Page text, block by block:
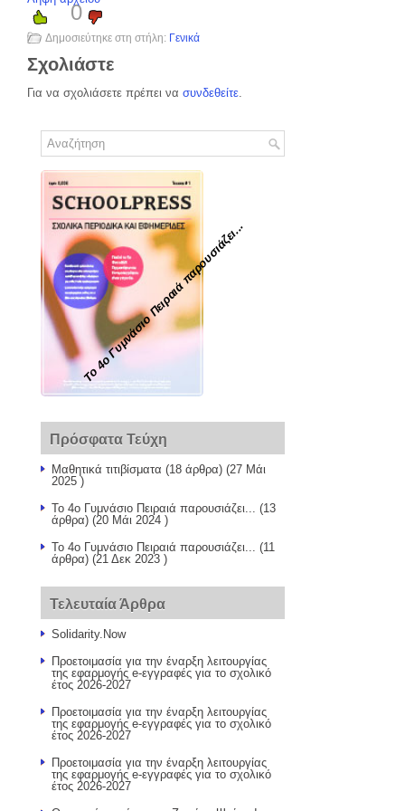
0
Δημοσιεύτηκε στη στήλη: Γενικά
Σχολιάστε
Για να σχολιάσετε πρέπει να συνδεθείτε.
To 4ο Γυμνάσιο Πειραιά παρουσιάζει...
Πρόσφατα Τεύχη
Μαθητικά τιτιβίσματα (18 άρθρα) (27 Μάι
2025 )
Το 4ο Γυμνάσιο Πειραιά παρουσιάζει... (13
άρθρα) (20 Μάι 2024 )
Το 4ο Γυμνάσιο Πειραιά παρουσιάζει... (11
άρθρα) (21 Δεκ 2023 )
Τελευταία Άρθρα
Solidarity.Νow
Προετοιμασία για την έναρξη λειτουργίας
της εφαρμογής e-εγγραφές για το σχολικό
έτος 2026-2027
Προετοιμασία για την έναρξη λειτουργίας
της εφαρμογής e-εγγραφές για το σχολικό
έτος 2026-2027
Προετοιμασία για την έναρξη λειτουργίας
της εφαρμογής e-εγγραφές για το σχολικό
έτος 2026-2027